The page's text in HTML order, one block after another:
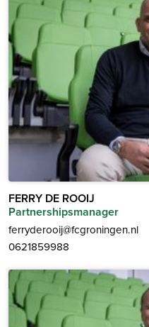
FERRY DE ROOIJ
Partnershipsmanager
ferryderooij@fcgroningen.nl
0621859988